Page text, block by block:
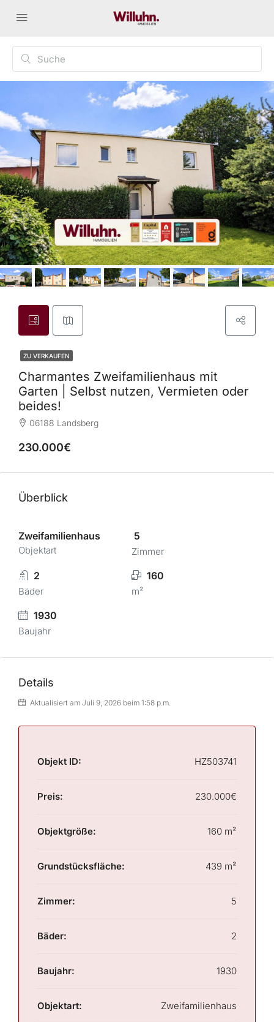
ZU VERKAUFEN
Charmantes Zweifamilienhaus mit
Garten | Selbst nutzen, Vermieten oder
beides!
06188 Landsberg
230.000€
Überblick
Zweifamilienhaus
Objektart
5
Zimmer
2
Bäder
160
m²
1930
Baujahr
Details
Aktualisiert am Juli 9, 2026 beim 1:58 p.m.
Objekt ID: HZ503741
Preis: 230.000€
Objektgröße: 160 m²
Grundstücksfläche: 439 m²
Zimmer: 5
Bäder: 2
Baujahr: 1930
Objektart: Zweifamilienhaus